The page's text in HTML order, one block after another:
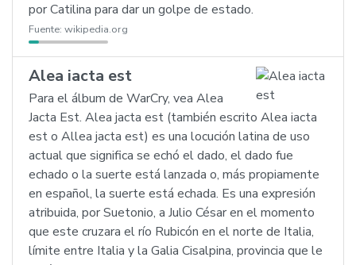
por Catilina para dar un golpe de estado.
Fuente: wikipedia.org
Alea iacta est
Para el álbum de WarCry, vea Alea
Jacta Est. Alea jacta est (también escrito Alea iacta
est o Allea jacta est) es una locución latina de uso
actual que significa se echó el dado, el dado fue
echado o la suerte está lanzada o, más propiamente
en español, la suerte está echada. Es una expresión
atribuida, por Suetonio, a Julio César en el momento
que este cruzara el río Rubicón en el norte de Italia,
límite entre Italia y la Galia Cisalpina, provincia que le